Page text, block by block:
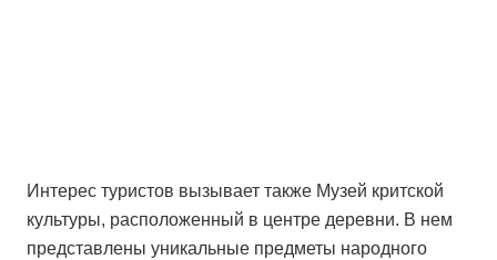
Интерес туристов вызывает также Музей критской
культуры, расположенный в центре деревни. В нем
представлены уникальные предметы народного